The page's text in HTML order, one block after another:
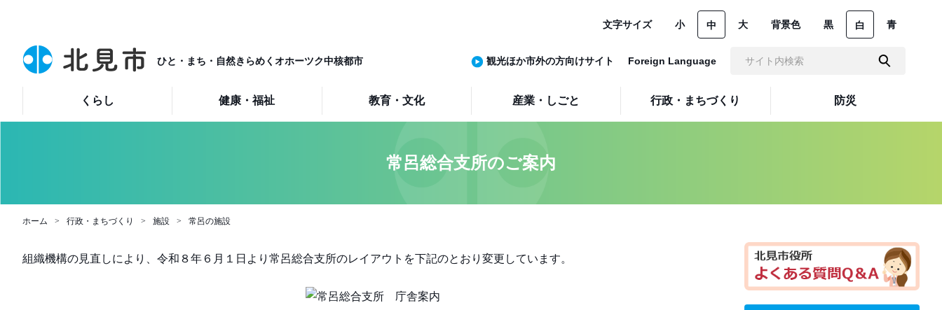
ひと・まち・自然きらめくオホーツク中核都市
くらし 健康・福祉 教育・文化 産業・しごと 行政・まちづくり 防災
文字サイズ 小 中 大 背景色 黒 白 青
観光ほか市外の方向けサイト Foreign Language
常呂総合支所のご案内
ホーム 行政・まちづくり 施設 常呂の施設
組織機構の見直しにより、令和８年６月１日より常呂総合支所のレイアウトを下記のとおり変更しています。